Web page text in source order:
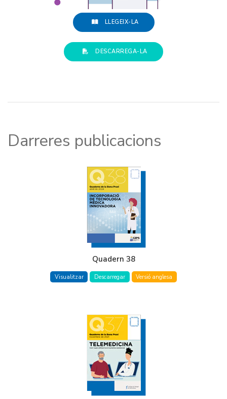
LLEGEIX-LA
DESCARREGA-LA
Darreres publicacions
Quadern 38
Visualitzar Descarregar Versió anglesa